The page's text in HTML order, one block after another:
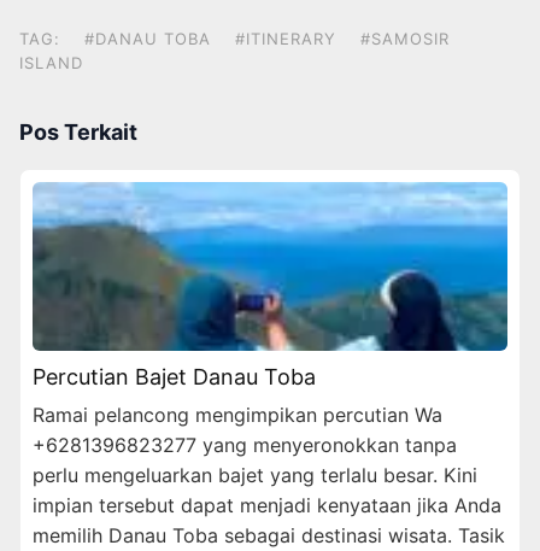
TAG: #DANAU TOBA #ITINERARY
#SAMOSIR
ISLAND
Pos Terkait
Percutian Bajet Danau Toba
Ramai pelancong mengimpikan percutian Wa
+6281396823277 yang menyeronokkan tanpa
perlu mengeluarkan bajet yang terlalu besar. Kini
impian tersebut dapat menjadi kenyataan jika Anda
memilih Danau Toba sebagai destinasi wisata. Tasik